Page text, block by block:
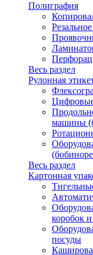
Полиграфия
Весь раздел
Рулонная
машины
Весь раздел
Картонная
коробок
посуды